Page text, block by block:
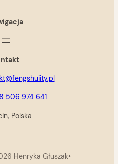
506 974 641
Polska
Henryka Głuszak•